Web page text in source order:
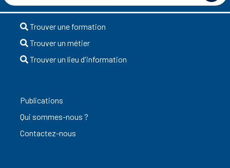
Trouver une formation
Trouver un métier
Trouver un lieu d'information
Publications
Qui sommes-nous ?
Contactez-nous